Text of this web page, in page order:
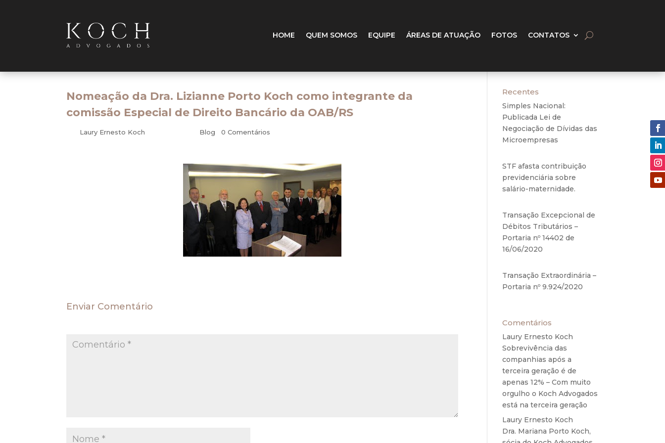
HOME QUEM SOMOS EQUIPE ÁREAS DE ATUAÇÃO FOTOS CONTATOS
Nomeação da Dra. Lizianne Porto Koch como integrante da
comissão Especial de Direito Bancário da OAB/RS
Laury Ernesto Koch Blog |0 Comentários
Enviar Comentário
Recentes
Simples Nacional:
Publicada Lei de
Negociação de Dívidas das
Microempresas
STF afasta contribuição
previdenciária sobre
salário-maternidade.
Transação Excepcional de
Débitos Tributários –
Portaria nº 14402 de
16/06/2020
Transação Extraordinária –
Portaria nº 9.924/2020
Comentários
Laury Ernesto Koch
Sobrevivência das
companhias após a
terceira geração é de
apenas 12% – Com muito
orgulho o Koch Advogados
está na terceira geração
Laury Ernesto Koch
Dra. Mariana Porto Koch,